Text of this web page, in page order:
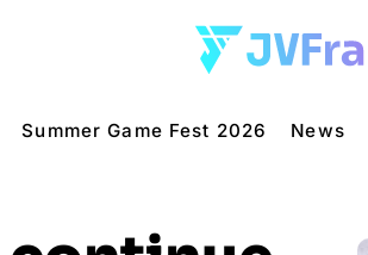
Summer Game Fest 2026 News